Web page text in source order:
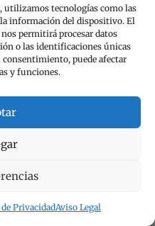
utilizamos tecnologías como las
la información del dispositivo. El
permitirá procesar datos
o las identificaciones únicas
puede afectar
y funciones.
PrivacidadAviso Legal
tejföl (nem túl savas)
a vajat és morzsold el.
egy szép sima tésztát
és tedd egy kapcsos
sütöpapírral
a tésztát a